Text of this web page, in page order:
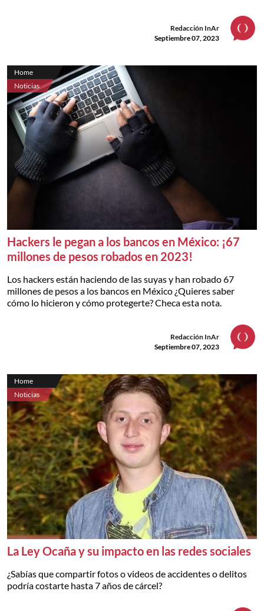
Redacción InAr
Septiembre 07, 2023
Home
Noticias
Hackers le pegan a los bancos en México: ¡67
millones de pesos robados en 2023!
Los hackers están haciendo de las suyas y han robado 67
millones de pesos a los bancos en México ¿Quieres saber
cómo lo hicieron y cómo protegerte? Checa esta nota.
Redacción InAr
Septiembre 07, 2023
Home
Noticias
La Ley Ocaña y su impacto en las redes sociales
¿Sabías que compartir fotos o videos de accidentes o delitos
podría costarte hasta 7 años de cárcel?